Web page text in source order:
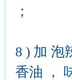
；
8 ) 加 泡
香油 ，